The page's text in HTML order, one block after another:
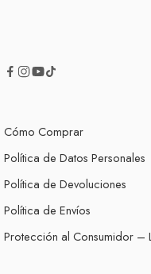
Cómo Comprar
Política de Datos Personales
Política de Devoluciones
Política de Envíos
Protección al Consumidor –